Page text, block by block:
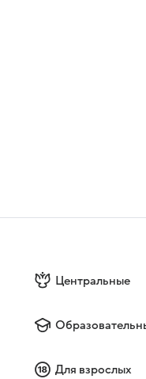
Центральные
Для взрослых